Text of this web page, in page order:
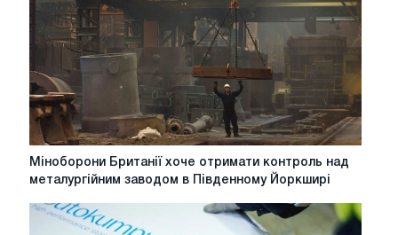
Міноборони
отримати
контроль
Міноборони Британії хоче отримати контроль над
металургійним заводом в Південному Йоркширі